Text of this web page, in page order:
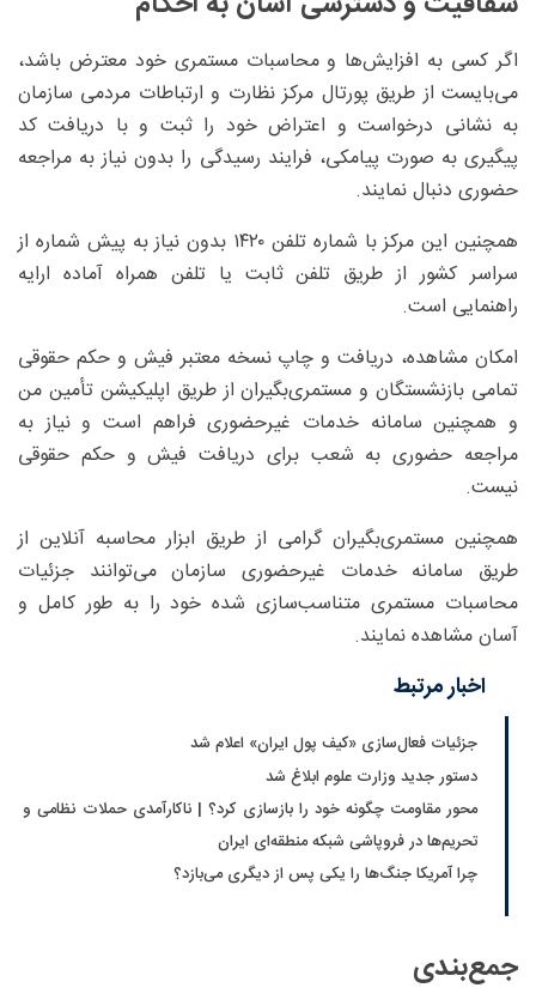
اگر کسی به افزایش‌ها و محاسبات مستمری خود معترض باشد،
می‌بایست از طریق پورتال مرکز نظارت و ارتباطات مردمی سازمان
به نشانی درخواست و اعتراض خود را ثبت و با دریافت کد
پیگیری به صورت پیامکی، فرایند رسیدگی را بدون نیاز به مراجعه
حضوری دنبال نمایند.
همچنین این مرکز با شماره تلفن ۱۴۲۰ بدون نیاز به پیش شماره از
سراسر کشور از طریق تلفن ثابت یا تلفن همراه آماده ارایه
راهنمایی است.
امکان مشاهده، دریافت و چاپ نسخه معتبر فیش و حکم حقوقی
تمامی بازنشستگان و مستمری‌بگیران از طریق اپلیکیشن تأمین من
و همچنین سامانه خدمات غیرحضوری فراهم است و نیاز به
مراجعه حضوری به شعب برای دریافت فیش و حکم حقوقی
نیست.
همچنین مستمری‌بگیران گرامی از طریق ابزار محاسبه آنلاین از
طریق سامانه خدمات غیرحضوری سازمان می‌توانند جزئیات
محاسبات مستمری متناسب‌سازی شده خود را به طور کامل و
آسان مشاهده نمایند.
اخبار مرتبط
جزئیات فعال‌سازی «کیف پول ایران» اعلام شد
دستور جدید وزارت علوم ابلاغ شد
محور مقاومت چگونه خود را بازسازی کرد؟ | ناکارآمدی حملات نظامی و
تحریم‌ها در فروپاشی شبکه منطقه‌ای ایران
چرا آمریکا جنگ‌ها را یکی پس از دیگری می‌بازد؟
جمع‌بندی